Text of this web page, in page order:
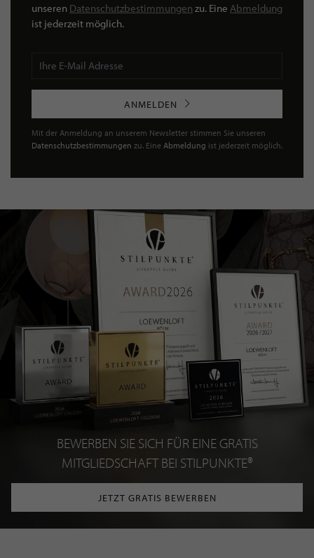
unseren Datenschutzbestimmungen zu. Eine Abmeldung
ist jederzeit möglich.
ANMELDEN
Mit der Anmeldung an unserem Newsletter stimmen Sie unseren
Datenschutzbestimmungen zu. Eine Abmeldung ist jederzeit möglich.
BEWERBEN SIE SICH FÜR EINE GRATIS
MITGLIEDSCHAFT BEI STILPUNKTE®
JETZT GRATIS BEWERBEN